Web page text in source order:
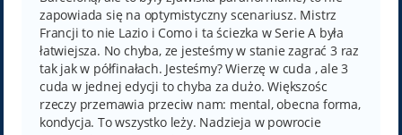
zapowiada się na optymistyczny scenariusz. Mistrz
Francji to nie Lazio i Como i ta ściezka w Serie A była
łatwiejsza. No chyba, ze jesteśmy w stanie zagrać 3 raz
tak jak w półfinałach. Jesteśmy? Wierzę w cuda , ale 3
cuda w jednej edycji to chyba za dużo. Większośc
rzeczy przemawia przeciw nam: mental, obecna forma,
kondycja. To wszystko leży. Nadzieja w powrocie